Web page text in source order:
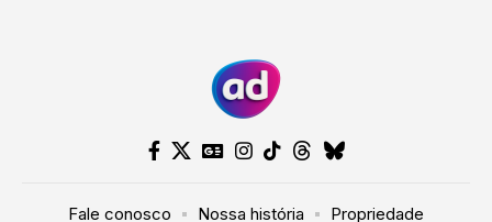
Fale conosco Nossa história Propriedade